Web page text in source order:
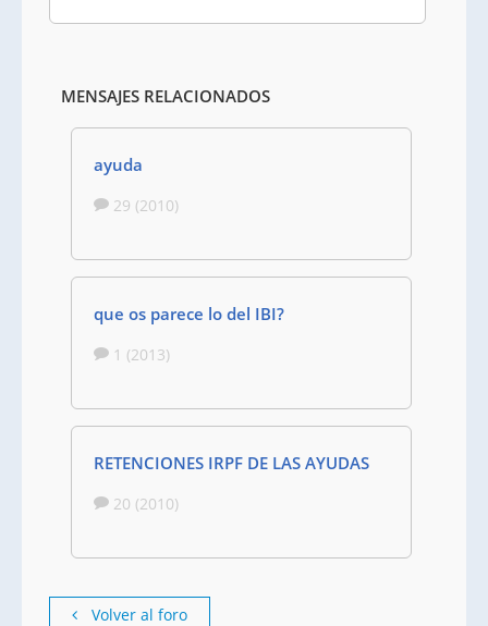
MENSAJES RELACIONADOS
ayuda
29 (2010)
que os parece lo del IBI?
1 (2013)
RETENCIONES IRPF DE LAS AYUDAS
20 (2010)
Volver al foro